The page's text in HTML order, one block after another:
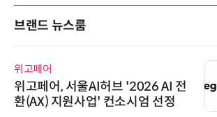
브랜드 뉴스룸
위고페어
위고페어, 서울AI허브 '2026 AI 전
환(AX) 지원사업' 컨소시엄 선정